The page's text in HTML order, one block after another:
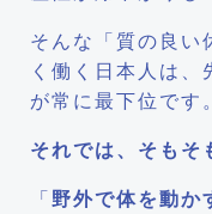
そんな「質の良い
く働く日本人は、
が常に最下位です。
それでは、そもそ
「野外で体を動か